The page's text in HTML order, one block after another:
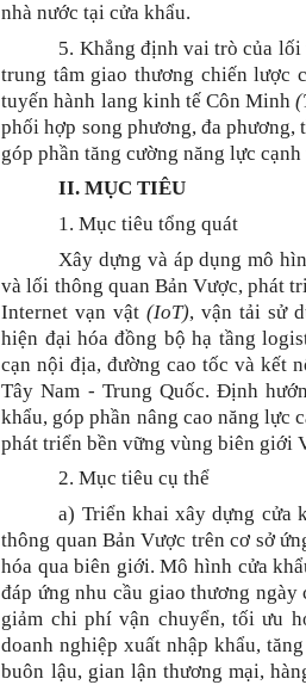
nhà nước tại cửa khẩu.
5. Khẳng định vai trò của
trung tâm giao thương chiến lược
tuyến hành lang kinh tế Côn Minh
phối hợp song phương, đa
góp phần tăng cường năng lực
II. MỤC TIÊU
1. Mục tiêu tổng quát
Xây dựng và áp dụng mô
và lối thông quan Bản Vược, phát
Internet vạn vật(IoT), vận tải sử
hiện đại hóa đồng bộ hạ tầng
cạn nội địa, đường cao tốc và kết
Tây Nam - Trung Quốc. Định
khẩu, góp phần nâng cao năng lực
phát triển bền vững vùng biên giới
2. Mục tiêu cụ thể
a) Triển khai xây dựng cửa
thông quan Bản Vược trên cơ sở
hóa qua biên giới. Mô hình cửa
đáp ứng nhu cầu giao thương
giảm chi phí vận chuyển, tối ưu
doanh nghiệp xuất nhập khẩu,
buôn lậu, gian lận thương mại,